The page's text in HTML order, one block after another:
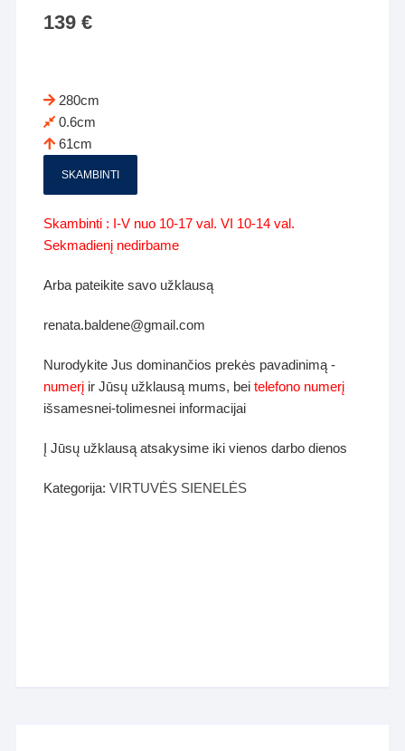
139€
280cm
0.6cm
61cm
SKAMBINTI
Skambinti : I-V nuo 10-17 val. VI 10-14 val.
Sekmadienį nedirbame
Arba pateikite savo užklausą
renata.baldene@gmail.com
Nurodykite Jus dominančios prekės pavadinimą -
numerį ir Jūsų užklausą mums, beitelefono numerį
išsamesnei-tolimesnei informacijai
Į Jūsų užklausą atsakysime iki vienos darbo dienos
Kategorija:VIRTUVĖS SIENELĖS